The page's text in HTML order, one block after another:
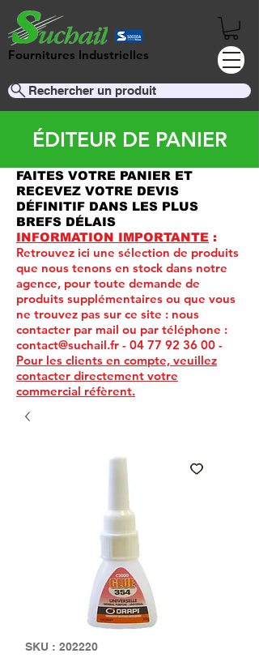
Fournitures Industrielles
Rechercher un produit
ÉDITEUR DE PANIER
FAITES VOTRE PANIER ET
RECEVEZ VOTRE DEVIS
DÉFINITIF DANS LES PLUS
BREFS DÉLAIS
INFORMATION IMPORTANTE :
Retrouvez ici une sélection de produits
que nous tenons en stock dans notre
agence, pour toute demande de
produits supplémentaires ou que vous
ne trouvez pas sur ce site : nous
contacter par mail ou par téléphone :
contact@suchail.fr - 04 77 92 36 00 -
Pour les clients en compte, veuillez
contacter directement votre
commercial réfèrent.
SKU : 202220